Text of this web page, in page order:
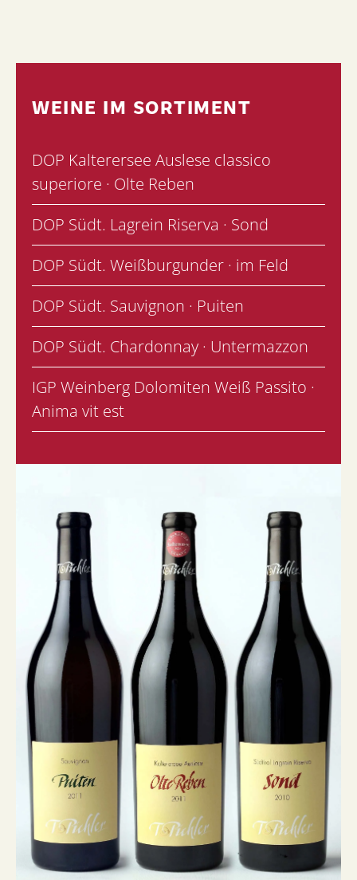
WEINE IM SORTIMENT
DOP Kalterersee Auslese classico
superiore · Olte Reben
DOP Südt. Lagrein Riserva · Sond
DOP Südt. Weißburgunder · im Feld
DOP Südt. Sauvignon · Puiten
DOP Südt. Chardonnay · Untermazzon
IGP Weinberg Dolomiten Weiß Passito ·
Anima vit est